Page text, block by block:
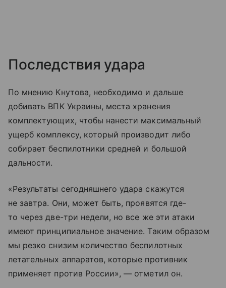
Последствия удара
По мнению Кнутова, необходимо и дальше
добивать ВПК Украины, места хранения
комплектующих, чтобы нанести максимальный
ущерб комплексу, который производит либо
собирает беспилотники средней и большой
дальности.
«Результаты сегодняшнего удара скажутся
не завтра. Они, может быть, проявятся где-
то через две-три недели, но все же эти атаки
имеют принципиальное значение. Таким образом
мы резко снизим количество беспилотных
летательных аппаратов, которые противник
применяет против России», — отметил он.